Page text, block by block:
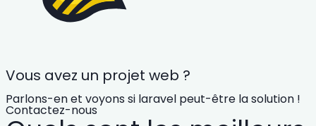
Vous avez un projet web ?
Parlons-en et voyons si laravel peut-être la solution !
Contactez-nous